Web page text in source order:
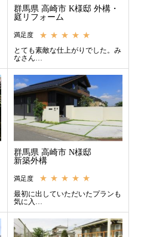
群馬県 高崎市 K様邸 外構・
庭リフォーム
満足度 ★★★★★
とても素敵な仕上がりでした。み
なさん…
群馬県 高崎市 N様邸
新築外構
満足度 ★★★★★
最初に出していただいたプランも
気に入…